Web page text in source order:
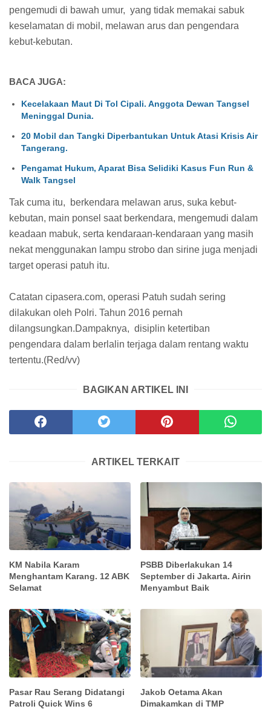
pengemudi di bawah umur, yang tidak memakai sabuk
keselamatan di mobil, melawan arus dan pengendara
kebut-kebutan.
BACA JUGA:
Kecelakaan Maut Di Tol Cipali. Anggota Dewan Tangsel
Meninggal Dunia.
20 Mobil dan Tangki Diperbantukan Untuk Atasi Krisis Air
Tangerang.
Pengamat Hukum, Aparat Bisa Selidiki Kasus Fun Run &
Walk Tangsel
Tak cuma itu, berkendara melawan arus, suka kebut-
kebutan, main ponsel saat berkendara, mengemudi dalam
keadaan mabuk, serta kendaraan-kendaraan yang masih
nekat menggunakan lampu strobo dan sirine juga menjadi
target operasi patuh itu.
Catatan cipasera.com, operasi Patuh sudah sering
dilakukan oleh Polri. Tahun 2016 pernah
dilangsungkan.Dampaknya, disiplin ketertiban
pengendara dalam berlalin terjaga dalam rentang waktu
tertentu.(Red/vv)
BAGIKAN ARTIKEL INI
ARTIKEL TERKAIT
KM Nabila Karam
Menghantam Karang. 12 ABK
Selamat
PSBB Diberlakukan 14
September di Jakarta. Airin
Menyambut Baik
Pasar Rau Serang Didatangi
Patroli Quick Wins 6
Jakob Oetama Akan
Dimakamkan di TMP